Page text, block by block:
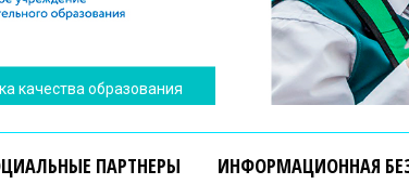
ПАРТНЕРЫ ИНФОРМАЦИОННАЯ